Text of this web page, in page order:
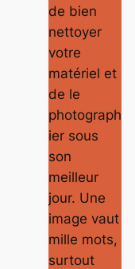
de bien
nettoyer
votre
matériel et
de le
photograph
ier sous
son
meilleur
jour. Une
image vaut
mille mots,
surtout